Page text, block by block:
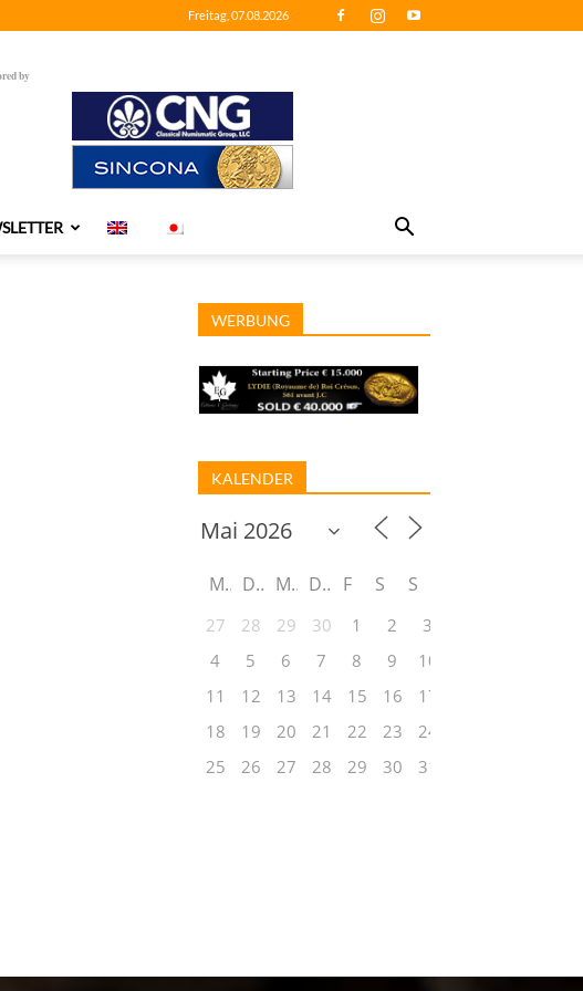
Freitag, 07.08.2026
by
WERBUNG
KALENDER
M D M D F S S
27 28 29 30 1 2
3
4
5 6 7 8 9
10
11
12 13 14 15 16
17
18
19 20 21 22 23
24
25
26 27 28 29 30 31